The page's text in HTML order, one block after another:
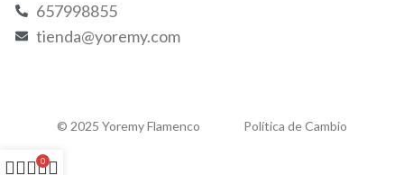
657998855
tienda@yoremy.com
© 2025 Yoremy Flamenco Política de Cambio
0